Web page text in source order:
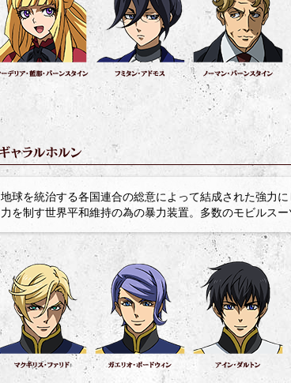
地球を統治する各国連合の総意によって結成された強力
力を制す世界平和維持の為の暴力装置。多数のモビルスー